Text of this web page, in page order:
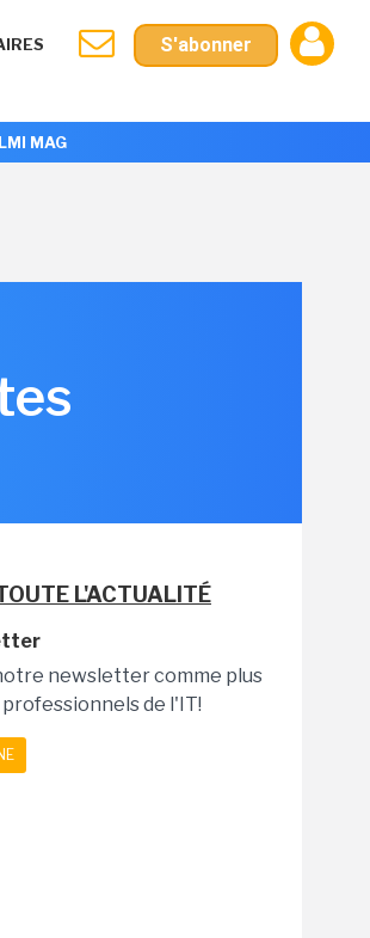
S'abonner
LMI MAG
L'ACTUALITÉ
newsletter comme plus
de l'IT!